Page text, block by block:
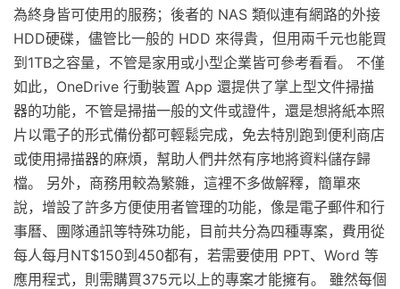
為終身皆可使用的服務；後者的 NAS 類似連有網路的外接
HDD硬碟，儘管比一般的 HDD 來得貴，但用兩千元也能買
到1TB之容量，不管是家用或小型企業皆可參考看看。 不僅
如此，OneDrive 行動裝置 App 還提供了掌上型文件掃描
器的功能，不管是掃描一般的文件或證件，還是想將紙本照
片以電子的形式備份都可輕鬆完成，免去特別跑到便利商店
或使用掃描器的麻煩，幫助人們井然有序地將資料儲存歸
檔。 另外，商務用較為繁雜，這裡不多做解釋，簡單來
說，增設了許多方便使用者管理的功能，像是電子郵件和行
事曆、團隊通訊等特殊功能，目前共分為四種專案，費用從
每人每月NT$150到450都有，若需要使用 PPT、Word 等
應用程式，則需購買375元以上的專案才能擁有。 雖然每個